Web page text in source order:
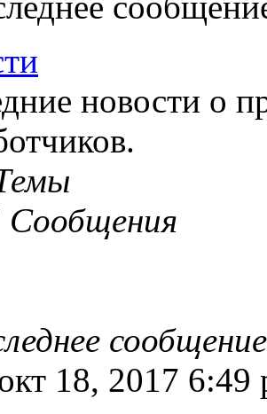
новости о
Сообщения
сообщение
18, 2017 6:49